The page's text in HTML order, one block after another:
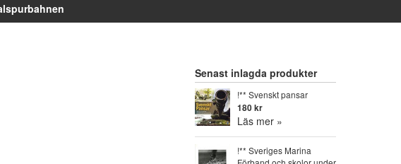
Senast inlagda produkter
!** Svenskt pansar
180 kr
Läs mer »
!** Sveriges Marina